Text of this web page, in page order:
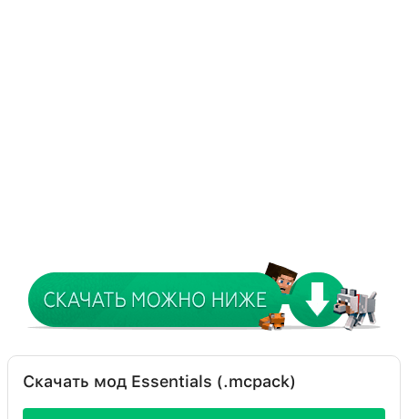
Скачать мод Essentials (.mcpack)